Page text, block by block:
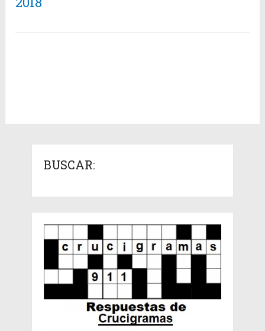
BUSCAR: